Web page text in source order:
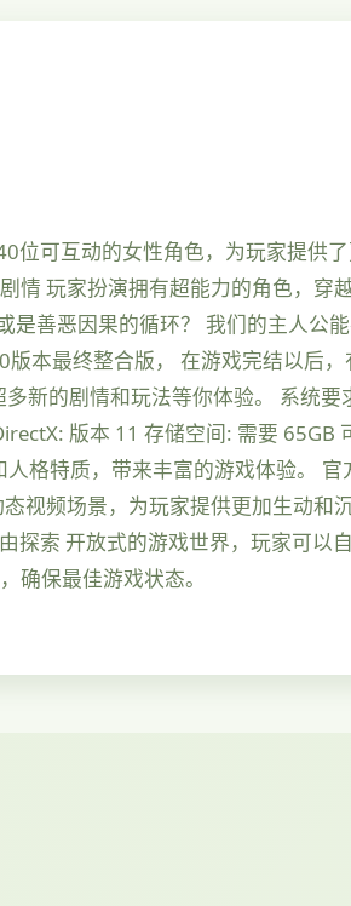
位可互动的女性角色，为玩家提供
情 玩家扮演拥有超能力的角色，穿
是善恶因果的循环？ 我们的主人公
本最终整合版， 在游戏完结以后，
新的剧情和玩法等你体验。 系统要
版本 11 存储空间: 需要 65GB
格特质，带来丰富的游戏体验。 官
视频场景，为玩家提供更加生动和
探索 开放式的游戏世界，玩家可以
确保最佳游戏状态。